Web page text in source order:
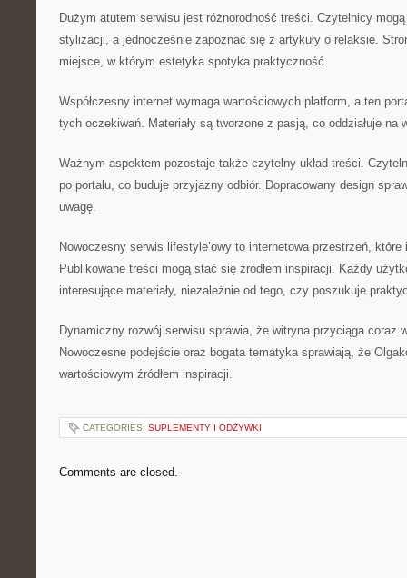
Dużym atutem serwisu jest różnorodność treści. Czytelnicy
stylizacji, a jednocześnie zapoznać się z artykuły o relaksie.
miejsce, w którym estetyka spotyka praktyczność.
Współczesny internet wymaga wartościowych platform, a ten
tych oczekiwań. Materiały są tworzone z pasją, co oddziałuje na
Ważnym aspektem pozostaje także czytelny układ treści.
po portalu, co buduje przyjazny odbiór. Dopracowany design
uwagę.
Nowoczesny serwis lifestyle’owy to internetowa przestrzeń,
Publikowane treści mogą stać się źródłem inspiracji. Każdy
interesujące materiały, niezależnie od tego, czy poszukuje
Dynamiczny rozwój serwisu sprawia, że witryna przyciąga coraz
Nowoczesne podejście oraz bogata tematyka sprawiają, że
wartościowym źródłem inspiracji.
CATEGORIES: SUPLEMENTY I ODŻYWKI
Comments are closed.